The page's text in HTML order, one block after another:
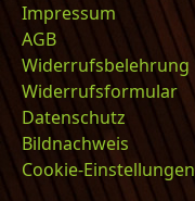
Impressum
AGB
Widerrufsbelehrung
Widerrufsformular
Datenschutz
Bildnachweis
Cookie-Einstellungen